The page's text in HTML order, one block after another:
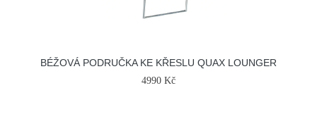
BÉŽOVÁ PODRUČKA KE KŘESLU QUAX LOUNGER
4990 Kč